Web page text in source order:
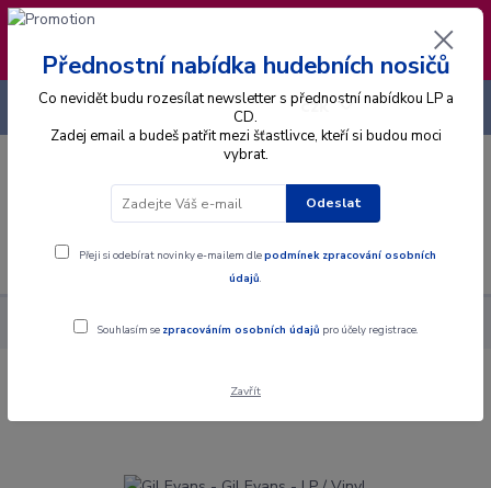
❣️ Od 4.8. do 13.8. čerpám dovolenou. Datum
expedice objednávek se posouvá na pátek
14.8.2026 🐋
Menu
CZK
+420 725 736 293
Alba Gramodesky Gil Evans - Gil Evans - LP / Vinyl
Gil Evans - Gil Evans - LP / Vinyl
Přednostní nabídka hudebních nosičů
Co nevidět budu rozesílat newsletter s přednostní nabídkou LP a
CD.
Zadej email a budeš patřit mezi šťastlivce, kteří si budou moci
vybrat.
Odeslat
Přeji si odebírat novinky e-mailem dlepodmínek zpracování osobních
údajů.
Souhlasím se zpracováním osobních údajů pro účely registrace.
Zavřít